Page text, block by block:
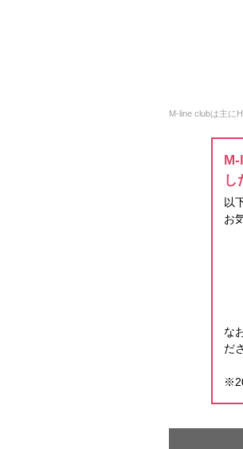
M-line clubは主に
し
以
お
な
だ